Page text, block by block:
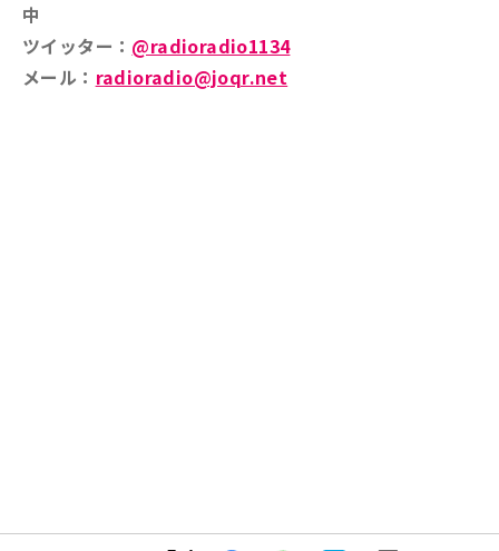
中
ツイッター： @radioradio1134
メール： radioradio@joqr.net